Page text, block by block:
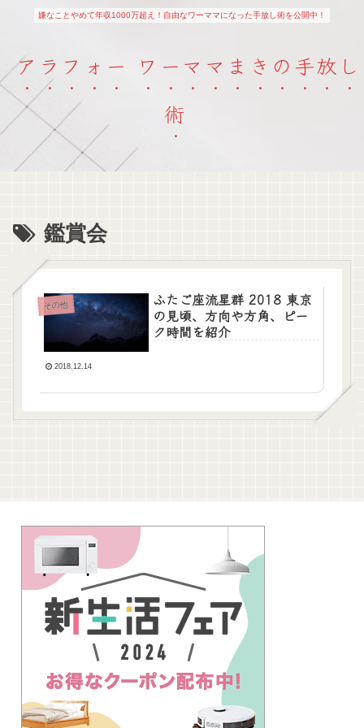
嫌なことやめて年収1000万超え！自由なワーママになった手放し術を公開中！
アラフォー ワーママまきの手放し
術
鑑賞会
その他
ふたご座流星群 2018 東京
の見頃、方向や方角、ピー
ク時間を紹介
2018.12.14